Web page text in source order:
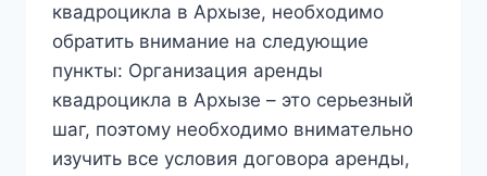
квадроцикла в Архызе, необходимо
обратить внимание на следующие
пункты: Организация аренды
квадроцикла в Архызе – это серьезный
шаг, поэтому необходимо внимательно
изучить все условия договора аренды,